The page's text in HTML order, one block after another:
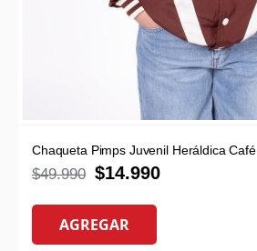
Chaqueta Pimps Juvenil Heráldica Café
$49.990 $14.990
AGREGAR